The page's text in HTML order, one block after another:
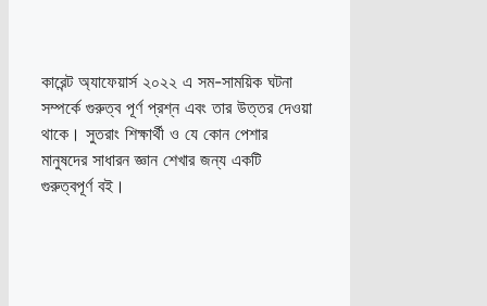
কারেন্ট অ্যাফেয়ার্স ২০২২ এ সম-সাময়িক ঘটনা
সম্পর্কে গুরুত্ব পূর্ণ প্রশ্ন এবং তার উত্তর দেওয়া
থাকে। সুতরাং শিক্ষার্থী ও যে কোন পেশার
মানুষদের সাধারন জ্ঞান শেখার জন্য একটি
গুরুত্বপূর্ণ বই।